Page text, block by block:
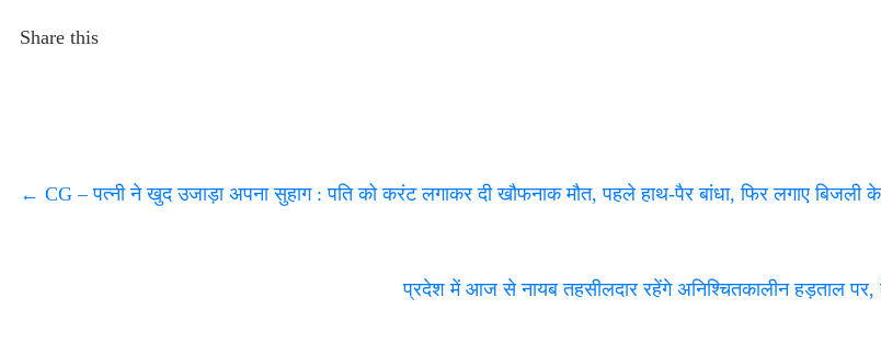
Share this
← CG – पत्नी ने खुद उजाड़ा अपना सुहाग : पति को करंट लगाकर दी खौफनाक मौत, पहले हाथ-पैर बांधा, फिर लगाए बिजली
प्रदेश में आज से नायब तहसीलदार रहेंगे अनिश्चितकालीन हड़ताल पर,